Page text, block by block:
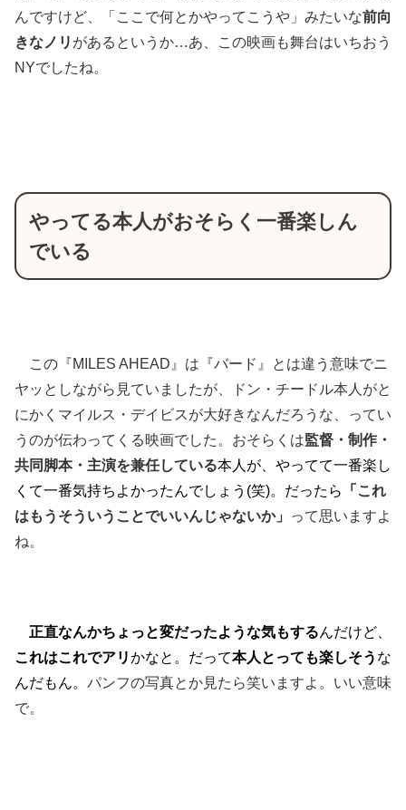
んですけど、「ここで何とかやってこうや」みたいな前向
きなノリ があるというか…あ、この映画も舞台はいちおう
NYでしたね。
やってる本人がおそらく一番楽しん
でいる
この『MILES AHEAD』は『バード』とは違う意味でニ
ヤッとしながら見ていましたが、ドン・チードル本人がと
にかくマイルス・デイビスが大好きなんだろうな、ってい
うのが伝わってくる映画でした。おそらくは監督・制作・
共同脚本・主演を兼任している本人が、やってて一番楽し
くて一番気持ちよかったんでしょう (笑)。だったら 「 これ
はもうそういうことでいいんじゃないか」
って思いますよ
ね。
正直なんかちょっと変だったような気もするんだけど、
これはこれでアリかなと。 だって本人とっても楽しそう な
んだもん。 パンフの写真とか見たら笑いますよ。いい意味
で。